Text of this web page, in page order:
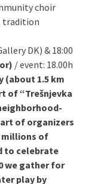
choir
tradition
DK) & 18:00
/ event: 18.00h
(about 1.5 km
of “Trešnjevka
of organizers
millions of
to celebrate
we gather for
play by